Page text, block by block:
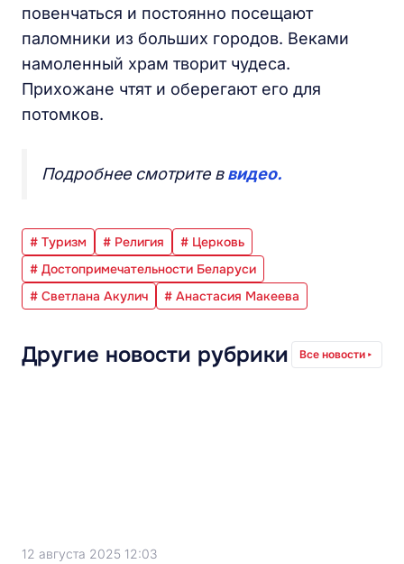
повенчаться и постоянно посещают
паломники из больших городов. Веками
намоленный храм творит чудеса.
Прихожане чтят и оберегают его для
потомков.
Подробнее смотрите ввидео.
# Туризм # Религия
# Церковь
# Достопримечательности Беларуси
# Светлана Акулич
# Анастасия Макеева
Другие новости рубрики Все новости
12 августа 2025 12:03